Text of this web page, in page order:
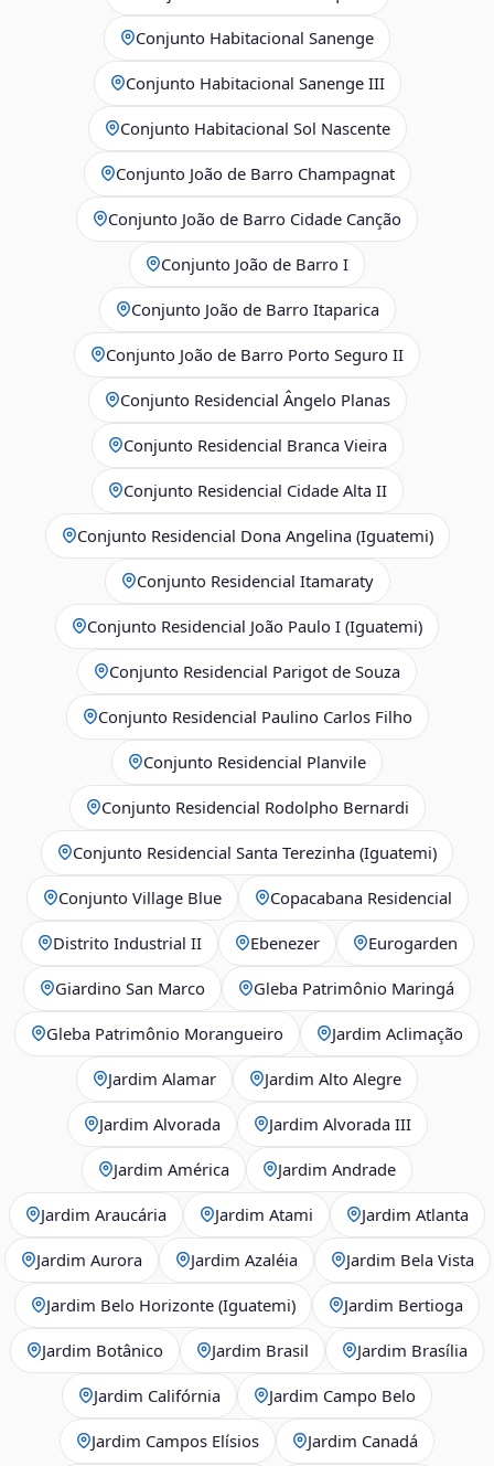
Conjunto Habitacional Sanenge
Conjunto Habitacional Sanenge III
Conjunto Habitacional Sol Nascente
Conjunto João de Barro Champagnat
Conjunto João de Barro Cidade Canção
Conjunto João de Barro I
Conjunto João de Barro Itaparica
Conjunto João de Barro Porto Seguro II
Conjunto Residencial Ângelo Planas
Conjunto Residencial Branca Vieira
Conjunto Residencial Cidade Alta II
Conjunto Residencial Dona Angelina (Iguatemi)
Conjunto Residencial Itamaraty
Conjunto Residencial João Paulo I (Iguatemi)
Conjunto Residencial Parigot de Souza
Conjunto Residencial Paulino Carlos Filho
Conjunto Residencial Planvile
Conjunto Residencial Rodolpho Bernardi
Conjunto Residencial Santa Terezinha (Iguatemi)
Conjunto Village Blue Copacabana Residencial
Distrito Industrial II Ebenezer Eurogarden
Giardino San Marco Gleba Patrimônio Maringá
Gleba Patrimônio Morangueiro Jardim Aclimação
Jardim Alamar Jardim Alto Alegre
Jardim Alvorada Jardim Alvorada III
Jardim América Jardim Andrade
Jardim Araucária Jardim Atami Jardim Atlanta
Jardim Aurora Jardim Azaléia Jardim Bela Vista
Jardim Belo Horizonte (Iguatemi) Jardim Bertioga
Jardim Botânico Jardim Brasil Jardim Brasília
Jardim Califórnia Jardim Campo Belo
Jardim Campos Elísios Jardim Canadá